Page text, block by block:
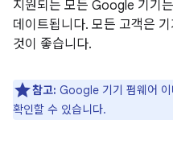
지원되는 모든 Google 기기
데이트됩니다. 모든 고객은
것이 좋습니다.
참고: Google 기기 펌웨어 이
확인할 수 있습니다.